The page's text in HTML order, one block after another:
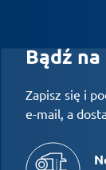
Bądź
Zapisz się i
e-mail, a